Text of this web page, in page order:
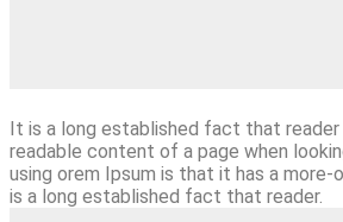
It is a long established fact that
readable content of a page when
using orem Ipsum is that it has a
is a long established fact that reader.